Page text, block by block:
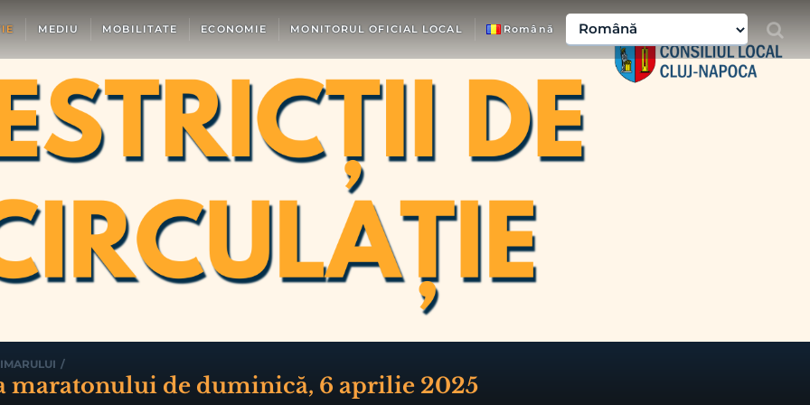
MEDIU MOBILITATE ECONOMIE MONITORUL OFICIAL LOCAL Română
/
maratonului de duminică, 6 aprilie 2025